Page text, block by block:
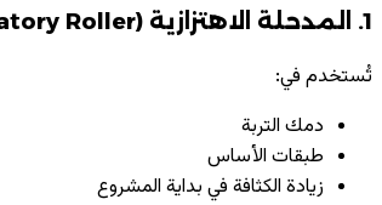
1. المدحلة الاهتزازية (Vibratory Roller)
تُستخدم في:
دمك التربة
طبقات الأساس
زيادة الكثافة في بداية المشروع